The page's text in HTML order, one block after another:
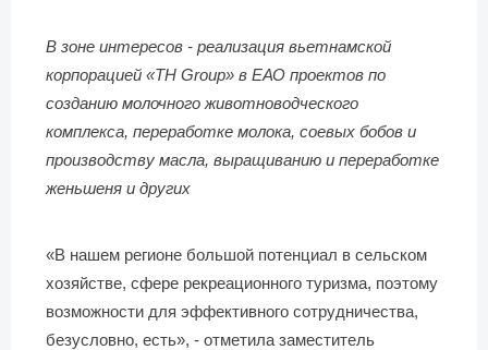
В зоне интересов - реализация вьетнамской
корпорацией «ТН Group» в ЕАО проектов по
созданию молочного животноводческого
комплекса, переработке молока, соевых бобов и
производству масла, выращиванию и переработке
женьшеня и других
«В нашем регионе большой потенциал в сельском
хозяйстве, сфере рекреационного туризма, поэтому
возможности для эффективного сотрудничества,
безусловно, есть», - отметила заместитель